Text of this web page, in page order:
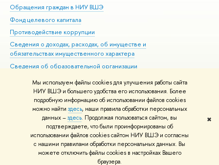
Мы используем файлы cookies для улучшения работы сайта
НИУ ВШЭ и большего удобства его использования. Более
подробную информацию об использовании файлов cookies
можно найти здесь, наши правила обработки персональных
данных –здесь. Продолжая пользоваться сайтом, вы
подтверждаете, что были проинформированы об
использовании файлов cookies сайтом НИУ ВШЭ и согласны
с нашими правилами обработки персональных данных. Вы
можете отключить файлы cookies в настройках Вашего
браузера.
✖
Обращения граждан в НИУ ВШЭ
Фонд целевого капитала
Противодействие коррупции
Сведения о доходах, расходах, об имуществе и
обязательствах имущественного характера
Сведения об образовательной организации
Людям с ограниченными возможностями здоровья
Единая платежная страница
Работа в Вышке
© НИУ ВШЭ 1993–2026 Адреса и контакты Условия использования
материалов Политика конфиденциальности Карта сайта
Шрифты HSE Sans и HSE Slab разработаны вШколе дизайна НИУ ВШЭ